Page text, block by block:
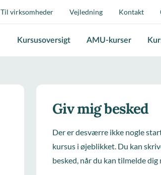
Til virksomheder Vejledning Kontakt
Kursusoversigt AMU-kurser
Giv mig besked
Der er desværre ikke nogle
kursus i øjeblikket. Du kan
besked, når du kan tilmelde